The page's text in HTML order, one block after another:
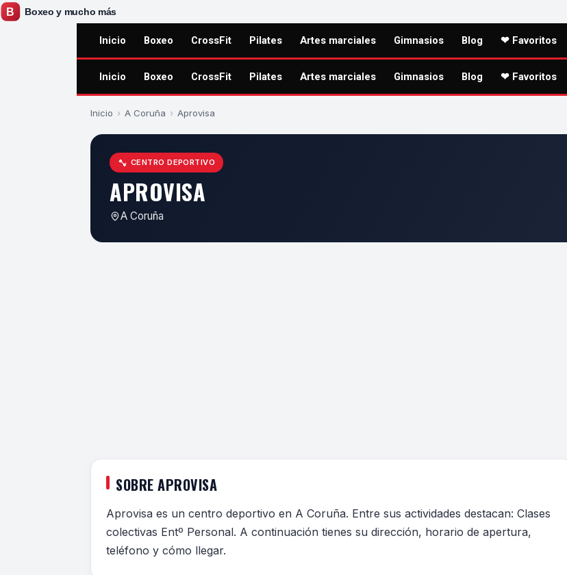
Inicio Boxeo CrossFit Pilates Artes marciales Gimnasios Blog ❤ Favoritos
Inicio Boxeo CrossFit Pilates Artes marciales Gimnasios Blog ❤ Favoritos
Inicio › A Coruña › Aprovisa
CENTRO DEPORTIVO
APROVISA
A Coruña
SOBRE APROVISA
Aprovisa es un centro deportivo en A Coruña. Entre sus actividades destacan: Clases
colectivas Entº Personal. A continuación tienes su dirección, horario de apertura,
teléfono y cómo llegar.